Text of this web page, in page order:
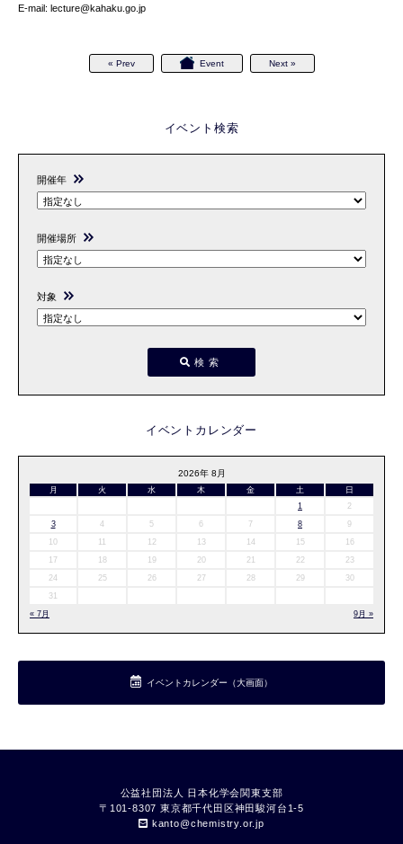
E-mail: lecture@kahaku.go.jp
« Prev Event Next »
イベント検索
開催年
開催場所
対象
検索
イベントカレンダー
2026年 8月
月 火 水 木 金 土
日
1
2
3
4 5 6 7 8
9
10
12 13 14 15
16
17
18 19 20 21 22
23
24
25 26 27 28 29
30
31
« 7月
9月 »
イベントカレンダー（大画面）
公益社団法人 日本化学会関東支部
〒101-8307 東京都千代⽥区神⽥駿河台1-5
kanto
chemistry.or.jp